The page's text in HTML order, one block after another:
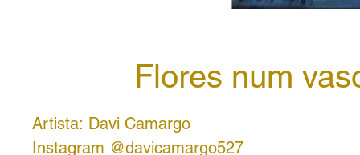
Flores num
Artista: Davi Camargo
Instagram @davicamargo527